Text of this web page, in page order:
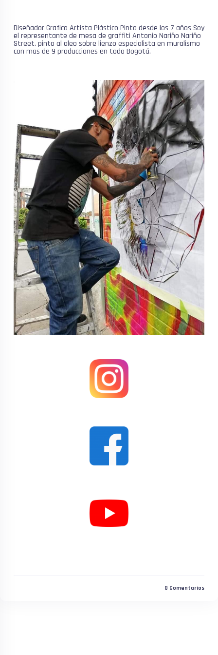
Diseñador Grafico Artista Plástico Pinto desde los 7 años Soy
el representante de mesa de graffiti Antonio Nariño Nariño
Street. pinto al oleo sobre lienzo especialista en muralismo
con mas de 9 producciones en todo Bogotá.
0 Comentarios